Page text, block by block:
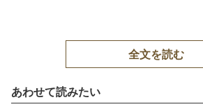
全文を読む
あわせて読みたい